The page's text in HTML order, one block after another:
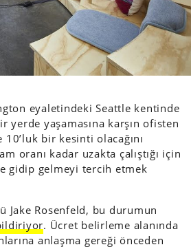
eyaletindeki Seattle kentinde
yerde yaşamasına karşın ofisten
10’luk bir kesinti olacağını
oranı kadar uzakta çalıştığı için
gidip gelmeyi tercih etmek
Jake Rosenfeld, bu durumun
. Ücret belirleme alanında
anlaşma gereği önceden